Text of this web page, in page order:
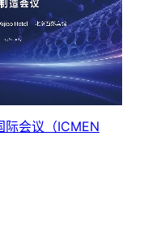
际会议 （ICMEN